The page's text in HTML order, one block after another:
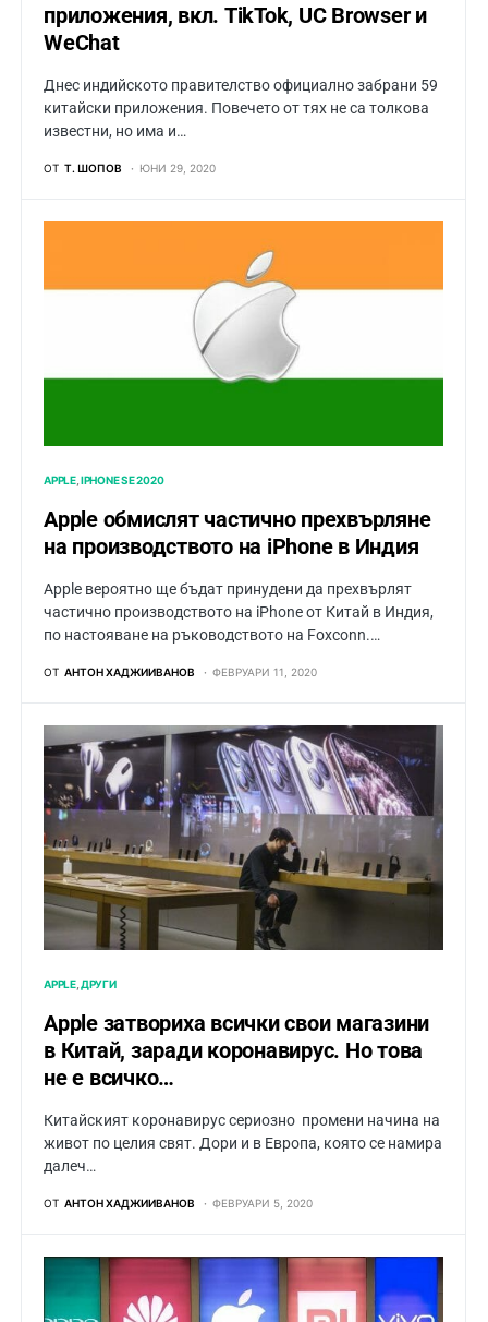
приложения, вкл. TikTok, UC Browser и
WeChat
Днес индийското правителство официално забрани 59
китайски приложения. Повечето от тях не са толкова
известни, но има и…
ОТ Т. ШОПОВ ЮНИ 29, 2020
APPLE IPHONE SE 2020
Apple обмислят частично прехвърляне
на производството на iPhone в Индия
Apple вероятно ще бъдат принудени да прехвърлят
частично производството на iPhone от Китай в Индия,
по настояване на ръководството на Foxconn.…
ОТ АНТОН ХАДЖИИВАНОВ ФЕВРУАРИ 11, 2020
APPLE ДРУГИ
Apple затвориха всички свои магазини
в Китай, заради коронавирус. Но това
не е всичко…
Китайският коронавирус сериозно промени начина на
живот по целия свят. Дори и в Европа, която се намира
далеч…
ОТ АНТОН ХАДЖИИВАНОВ ФЕВРУАРИ 5, 2020